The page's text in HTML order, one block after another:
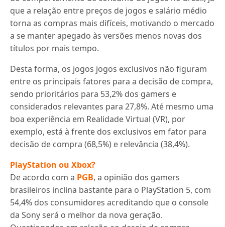
que a relação entre preços de jogos e salário médio
torna as compras mais difíceis, motivando o mercado
a se manter apegado às versões menos novas dos
títulos por mais tempo.
Desta forma, os jogos jogos exclusivos não figuram
entre os principais fatores para a decisão de compra,
sendo prioritários para 53,2% dos gamers e
considerados relevantes para 27,8%. Até mesmo uma
boa experiência em Realidade Virtual (VR), por
exemplo, está à frente dos exclusivos em fator para
decisão de compra (68,5%) e relevância (38,4%).
PlayStation ou Xbox?
De acordo com a PGB, a opinião dos gamers
brasileiros inclina bastante para o PlayStation 5, com
54,4% dos consumidores acreditando que o console
da Sony será o melhor da nova geração.